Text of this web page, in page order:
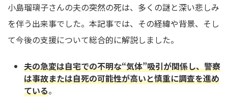
小島瑠璃子さんの夫の突然の死は、多くの謎と深い悲しみ
を伴う出来事でした。本記事では、その経緯や背景、そし
て今後の支援について総合的に解説しました。
夫の急変は自宅での不明な“気体”吸引が関係し、警察
は事故または自死の可能性が高いと慎重に調査を進め
ている。